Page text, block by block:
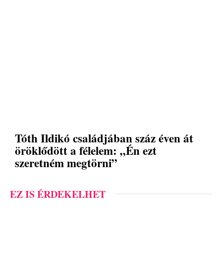
Tóth Ildikó családjában száz éven át
öröklődött a félelem: „Én ezt
szeretném megtörni”
EZ IS ÉRDEKELHET